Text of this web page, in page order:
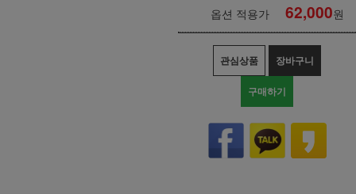
옵션 적용가 62,000원
관심상품 장바구니
구매하기